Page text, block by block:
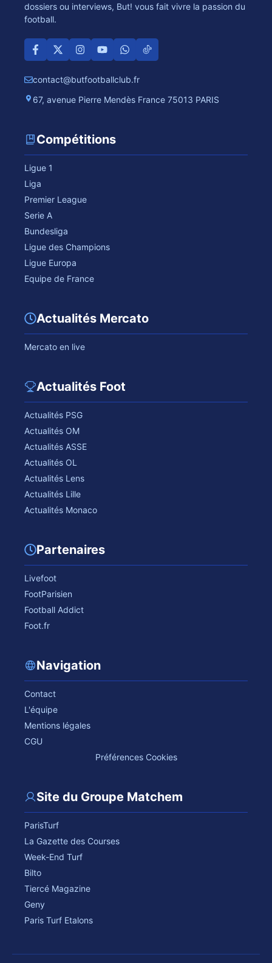
dossiers ou interviews, But! vous fait vivre la passion du
football.
contact@butfootballclub.fr
67, avenue Pierre Mendès France 75013 PARIS
Compétitions
Ligue 1
Liga
Premier League
Serie A
Bundesliga
Ligue des Champions
Ligue Europa
Equipe de France
Actualités Mercato
Mercato en live
Actualités Foot
Actualités PSG
Actualités OM
Actualités ASSE
Actualités OL
Actualités Lens
Actualités Lille
Actualités Monaco
Partenaires
Livefoot
FootParisien
Football Addict
Foot.fr
Navigation
Contact
L'équipe
Mentions légales
CGU
Préférences Cookies
Site du Groupe Matchem
ParisTurf
La Gazette des Courses
Week-End Turf
Bilto
Tiercé Magazine
Geny
Paris Turf Etalons